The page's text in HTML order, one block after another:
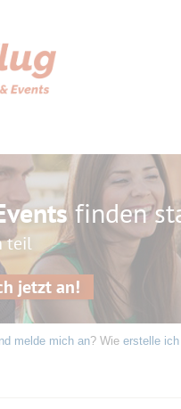
finden
teil
jetzt an!
melde mich an? Wie erstelle